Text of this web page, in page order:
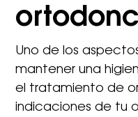
Uno de los
mantener una
el tratamiento de
indicaciones de tu